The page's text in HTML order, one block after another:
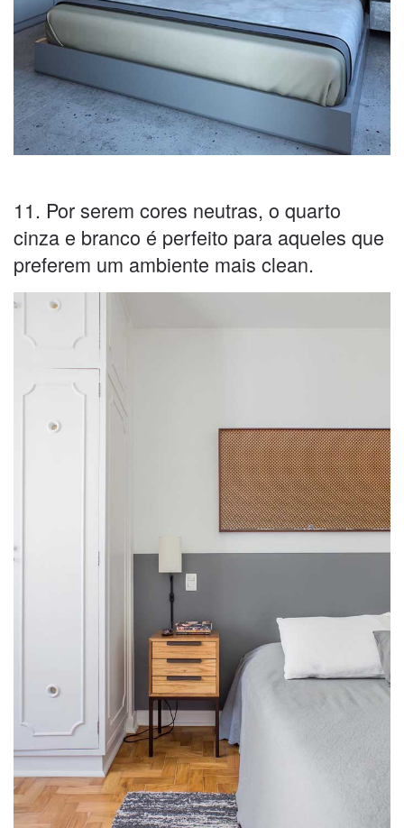
11. Por serem cores neutras, o quarto
cinza e branco é perfeito para aqueles que
preferem um ambiente mais clean.